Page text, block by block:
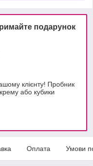
подарунок
клієнту! Пробник
або кубики
Оплата Умови